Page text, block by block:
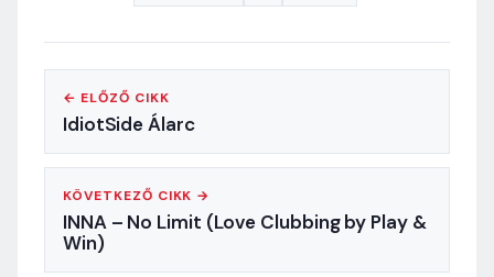
← ELŐZŐ CIKK
IdiotSide Álarc
KÖVETKEZŐ CIKK →
INNA – No Limit (Love Clubbing by Play &
Win)